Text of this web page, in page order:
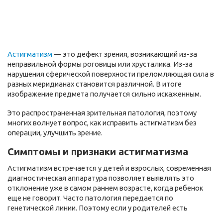
Астигматизм— это дефект зрения, возникающий из-за
неправильной формы роговицы или хрусталика. Из-за
нарушения сферической поверхности преломляющая сила в
разных меридианах становится различной. В итоге
изображение предмета получается сильно искаженным.
Это распространенная зрительная патология, поэтому
многих волнует вопрос, как исправить астигматизм без
операции, улучшить зрение.
Симптомы и признаки астигматизма
Астигматизм встречается у детей и взрослых, современная
диагностическая аппаратура позволяет выявлять это
отклонение уже в самом раннем возрасте, когда ребенок
еще не говорит. Часто патология передается по
генетической линии. Поэтому если у родителей есть